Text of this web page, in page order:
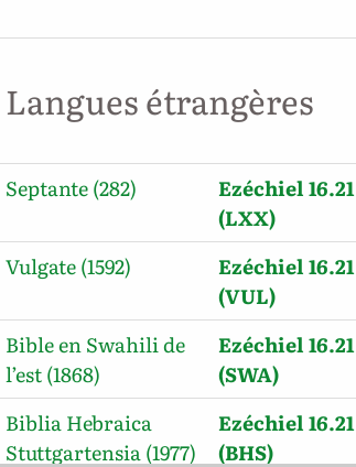
Langues étrangères
Septante (282)
Ezéchiel 16.21
(LXX)
Vulgate (1592)
Ezéchiel 16.21
(VUL)
Bible en Swahili de
l’est (1868)
Ezéchiel 16.21
(SWA)
Biblia Hebraica
Stuttgartensia (1977)
Ezéchiel 16.21
(BHS)